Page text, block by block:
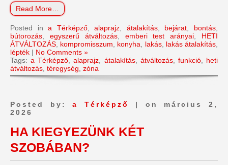
Read More…
Posted ina Térképző,alaprajz átalakítás, bejárat bontás
bútorozás
egyszerű átváltozás, emberi test arányai
HETI
ÁTVÁLTOZÁS kompromisszum konyha lakás, lakás átalakítás
lépték | No Comments »
Tags:a Térképző ,alaprajz átalakítás, átváltozás, funkció, heti
átváltozás téregység zóna
Posted by:a Térképző
| on március 2,
2026
HA KIEGYEZÜNK KÉT
SZOBÁBAN?